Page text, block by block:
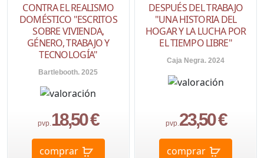
CONTRA EL REALISMO
DOMÉSTICO "ESCRITOS
SOBRE VIVIENDA,
GÉNERO, TRABAJO Y
TECNOLOGÍA"
Bartlebooth. 2025
pvp.18,50 €
comprar
DESPUÉS DEL TRABAJO
"UNA HISTORIA DEL
HOGAR Y LA LUCHA POR
EL TIEMPO LIBRE"
Caja Negra. 2024
pvp.23,50 €
comprar